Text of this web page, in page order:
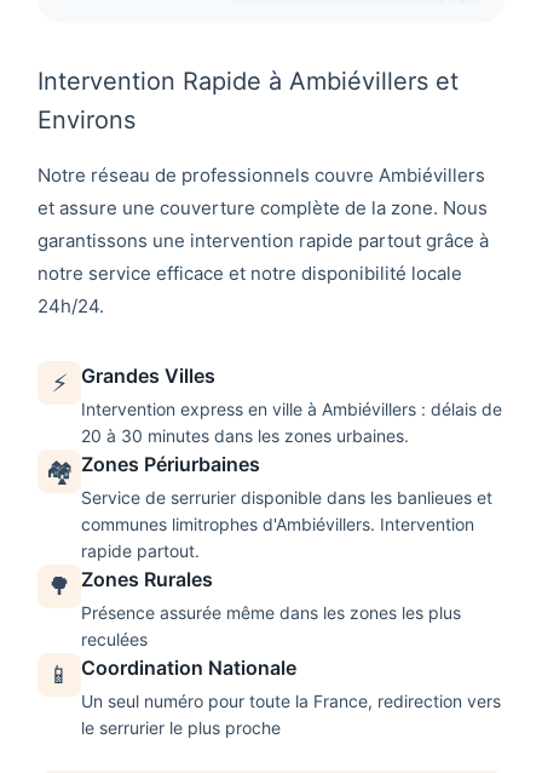
Intervention Rapide à Ambiévillers et
Environs
Notre réseau de professionnels couvre Ambiévillers
et assure une couverture complète de la zone. Nous
garantissons une intervention rapide partout grâce à
notre service efficace et notre disponibilité locale
24h/24.
⚡ Grandes Villes
Intervention express en ville à Ambiévillers : délais de
20 à 30 minutes dans les zones urbaines.
🏘️ Zones Périurbaines
Service de serrurier disponible dans les banlieues et
communes limitrophes d'Ambiévillers. Intervention
rapide partout.
🌳 Zones Rurales
Présence assurée même dans les zones les plus
reculées
📱 Coordination Nationale
Un seul numéro pour toute la France, redirection vers
le serrurier le plus proche